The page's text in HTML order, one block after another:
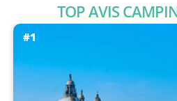
TOP AVIS
#1